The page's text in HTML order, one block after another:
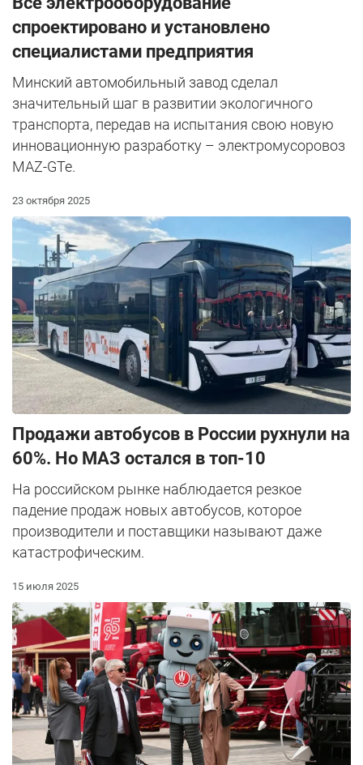
спроектировано и установлено
специалистами предприятия
Минский автомобильный завод сделал
значительный шаг в развитии экологичного
транспорта, передав на испытания свою новую
инновационную разработку – электромусоровоз
MAZ-GTe.
23 октября 2025
Продажи автобусов в России рухнули на
60%. Но МАЗ остался в топ-10
На российском рынке наблюдается резкое
падение продаж новых автобусов, которое
производители и поставщики называют даже
катастрофическим.
15 июля 2025